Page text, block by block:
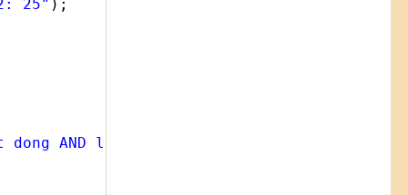
25" );
AND la: 12"